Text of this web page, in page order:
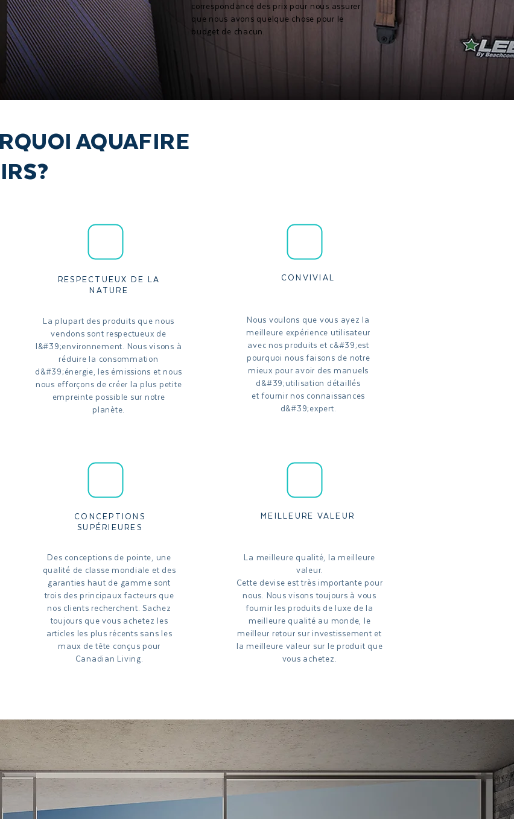
correspondance des prix pour nous assurer
que nous avons quelque chose pour le
budget de chacun.
AQUAFIRE
RESPECTUEUX DE LA
NATURE
La plupart des produits que nous
vendons sont respectueux de
l&#39;environnement. Nous visons à
réduire la consommation
d&#39;énergie, les émissions et nous
nous efforçons de créer la plus petite
empreinte possible sur notre
planète.
CONCEPTIONS
SUPÉRIEURES
Des conceptions de pointe, une
qualité de classe mondiale et des
garanties haut de gamme sont
trois des principaux facteurs que
nos clients recherchent. Sachez
toujours que vous achetez les
articles les plus récents sans les
maux de tête conçus pour
Canadian Living.
CONVIVIAL
Nous voulons que vous ayez la
meilleure expérience utilisateur
avec nos produits et c&#39;est
pourquoi nous faisons de notre
mieux pour avoir des manuels
d&#39;utilisation détaillés
et fournir nos connaissances
d&#39;expert.
MEILLEURE VALEUR
La meilleure qualité, la meilleure
valeur.
Cette devise est très importante pour
nous. Nous visons toujours à vous
fournir les produits de luxe de la
meilleure qualité au monde, le
meilleur retour sur investissement et
la meilleure valeur sur le produit que
vous achetez.